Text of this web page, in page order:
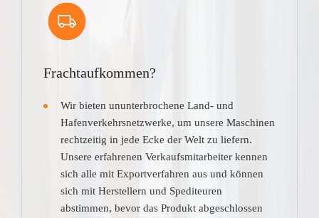
Frachtaufkommen?
Wir bieten ununterbrochene Land- und
Hafenverkehrsnetzwerke, um unsere Maschinen
rechtzeitig in jede Ecke der Welt zu liefern.
Unsere erfahrenen Verkaufsmitarbeiter kennen
sich alle mit Exportverfahren aus und können
sich mit Herstellern und Spediteuren
abstimmen, bevor das Produkt abgeschlossen